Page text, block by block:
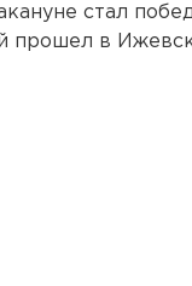
стал
прошел в